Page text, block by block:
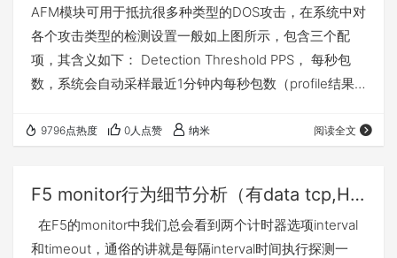
AFM模块可用于抵抗很多种类型的DOS攻击，在系统中对
各个攻击类型的检测设置一般如上图所示，包含三个配
项，其含义如下： Detection Threshold PPS， 每秒包
数，系统会自动采样最近1分钟内每秒包数（profile结果
发生。攻击发生后，系统每秒采样一次值，若值依旧大于
近1分钟（stats 1m)的值与最…
9796点热度 0人点赞 纳米 阅读全文
F5 monitor行为细节分析（有data tcp,HTTP)
在F5的monitor中我们总会看到两个计时器选项interval
和timeout，通俗的讲就是每隔interval时间执行探测一